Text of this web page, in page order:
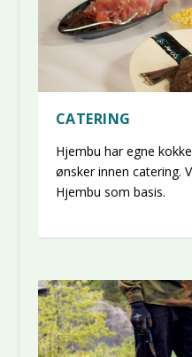
CATERING
Hjembu har egne
ønsker innen catering.
Hjembu som basis.